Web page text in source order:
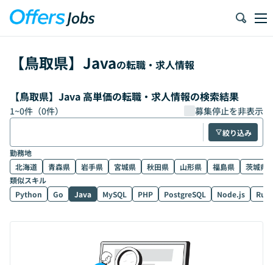
【鳥取県】 Javaの転職・求人情報
【鳥取県】Java 高単価の転職・求人情報の検索結果
1~0件（0件） 募集停止を非表示
絞り込み
勤務地
北海道
青森県 岩手県 宮城県 秋田県 山形県 福島県
茨城県
類似スキル
Python
Go Java MySQL PHP PostgreSQL Node.js